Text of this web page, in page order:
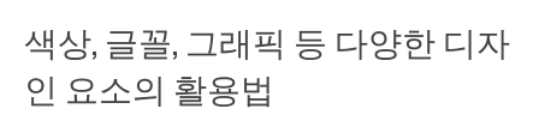
색상, 글꼴, 그래픽 등 다양한 디자
인 요소의 활용법